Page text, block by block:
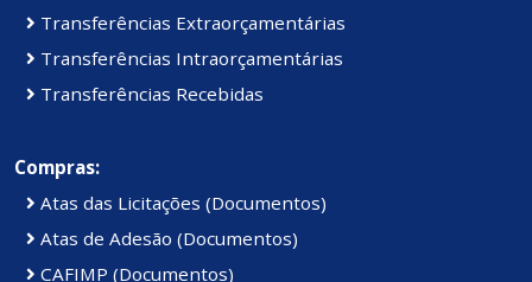
Transferências Extraorçamentárias
Transferências Intraorçamentárias
Transferências Recebidas
Compras:
Atas das Licitações (Documentos)
Atas de Adesão (Documentos)
CAFIMP (Documentos)